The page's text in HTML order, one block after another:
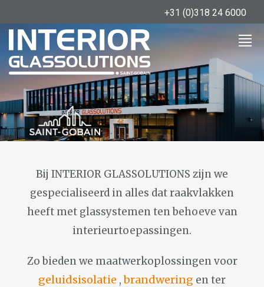
+31 (0)318 24 6000
Bij INTERIOR GLASSOLUTIONS zijn we
gespecialiseerd in alles dat raakvlakken
heeft met glassystemen ten behoeve van
interieurtoepassingen.
Zo bieden we maatwerkoplossingen voor
geluidsisolatie ,brandwering en ter